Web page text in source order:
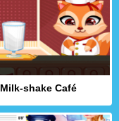
Milk-shake Café